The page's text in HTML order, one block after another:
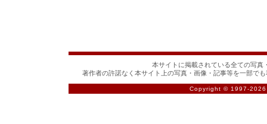
本サイトに掲載されている全ての写真
著作者の許諾なく本サイト上の写真・画像・記事等を一部で
Copyright © 1997-